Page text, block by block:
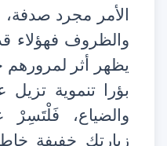
الأمر مجرد
والظروف فهؤلاء
يظهر أثر لمرورهم
بؤرا تنموية تزيل
والضياع، فَلْتَسِرْ
زيارتك خفيفة